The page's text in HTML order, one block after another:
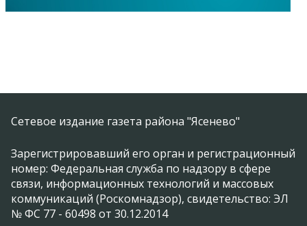
Сетевое издание газета района "Ясенево"
Зарегистрировавший его орган и регистрационный
номер: Федеральная служба по надзору в сфере
связи, информационных технологий и массовых
коммуникаций (Роскомнадзор), свидетельство: ЭЛ
№ ФС 77 - 60498 от 30.12.2014